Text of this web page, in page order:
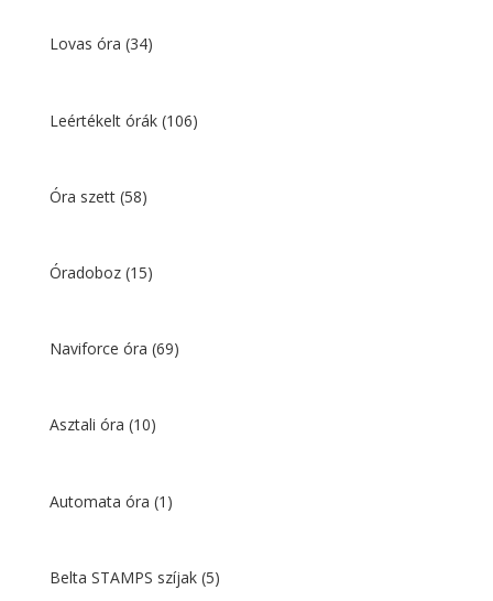
Lovas óra (34)
Leértékelt órák (106)
Óra szett (58)
Óradoboz (15)
Naviforce óra (69)
Asztali óra (10)
Automata óra (1)
Belta STAMPS szíjak (5)